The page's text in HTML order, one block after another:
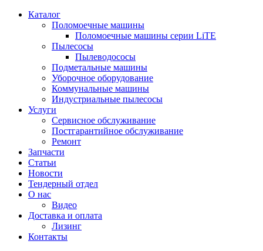
Каталог
Поломоечные машины
Поломоечные машины серии LiTE
Пылесосы
Пылеводососы
Подметальные машины
Уборочное оборудование
Коммунальные машины
Индустриальные пылесосы
Услуги
Сервисное обслуживание
Постгарантийное обслуживание
Ремонт
Запчасти
Статьи
Новости
Тендерный отдел
О нас
Видео
Доставка и оплата
Лизинг
Контакты